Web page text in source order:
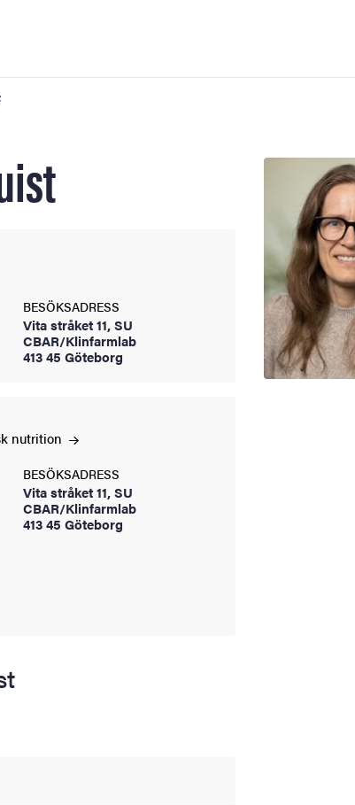
BESÖKSADRESS
Vita stråket 11, SU
CBAR/Klinfarmlab
413 45 Göteborg
nutrition
BESÖKSADRESS
Vita stråket 11, SU
CBAR/Klinfarmlab
413 45 Göteborg